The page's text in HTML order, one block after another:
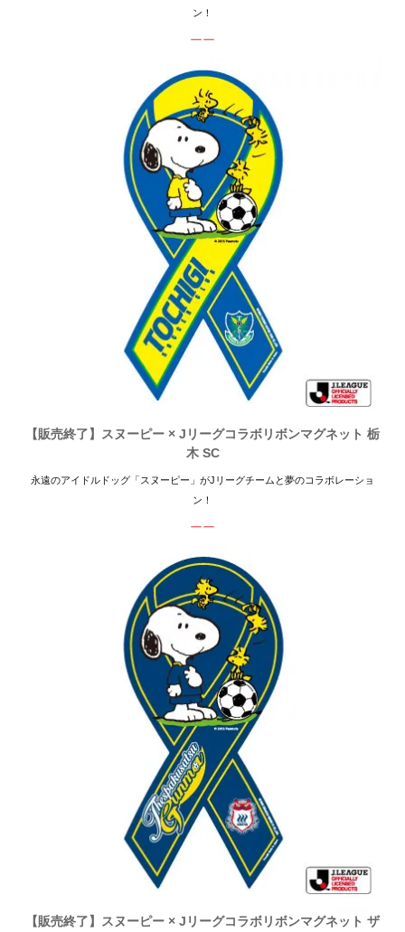
ン！
ーー
【販売終了】スヌーピー × Jリーグコラボリボンマグネット 栃
木 SC
永遠のアイドルドッグ「スヌーピー」がJリーグチームと夢のコラボレーショ
ン！
ーー
【販売終了】スヌーピー × Jリーグコラボリボンマグネット ザ